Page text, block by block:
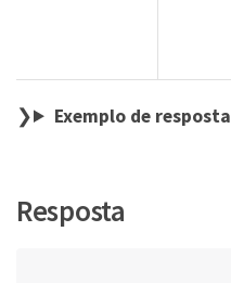
Exemplo de resposta
Resposta